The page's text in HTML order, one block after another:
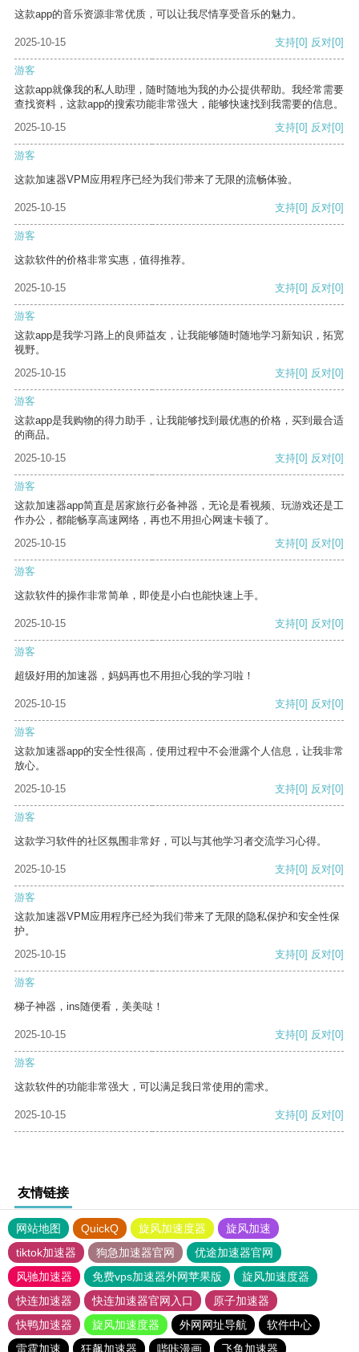
这款app的音乐资源非常优质，可以让我尽情享受音乐的魅力。
2025-10-15 支持[0] 反对[0]
游客
这款app就像我的私人助理，随时随地为我的办公提供帮助。我经常需要
查找资料，这款app的搜索功能非常强大，能够快速找到我需要的信息。
2025-10-15
支持[0] 反对[0]
游客
这款加速器VPM应用程序已经为我们带来了无限的流畅体验。
2025-10-15 支持[0] 反对[0]
游客
这款软件的价格非常实惠，值得推荐。
2025-10-15 支持[0] 反对[0]
游客
这款app是我学习路上的良师益友，让我能够随时随地学习新知识，拓宽
视野。
2025-10-15
支持[0] 反对[0]
游客
这款app是我购物的得力助手，让我能够找到最优惠的价格，买到最合适
的商品。
2025-10-15
支持[0] 反对[0]
游客
这款加速器app简直是居家旅行必备神器，无论是看视频、玩游戏还是工
作办公，都能畅享高速网络，再也不用担心网速卡顿了。
2025-10-15
支持[0] 反对[0]
游客
这款软件的操作非常简单，即使是小白也能快速上手。
2025-10-15 支持[0] 反对[0]
游客
超级好用的加速器，妈妈再也不用担心我的学习啦！
2025-10-15 支持[0] 反对[0]
游客
这款加速器app的安全性很高，使用过程中不会泄露个人信息，让我非常
放心。
2025-10-15
支持[0] 反对[0]
游客
这款学习软件的社区氛围非常好，可以与其他学习者交流学习心得。
2025-10-15 支持[0] 反对[0]
游客
这款加速器VPM应用程序已经为我们带来了无限的隐私保护和安全性保
护。
2025-10-15
支持[0] 反对[0]
游客
梯子神器，ins随便看，美美哒！
2025-10-15 支持[0] 反对[0]
游客
这款软件的功能非常强大，可以满足我日常使用的需求。
2025-10-15 支持[0] 反对[0]
友情链接
网站地图 QuickQ 旋风加速度器
旋风加速
tiktok加速器
狗急加速器官网
优途加速器官网
风驰加速器
免费vps加速器外网苹果版
旋风加速度器
快连加速器
快连加速器官网入口
原子加速器
快鸭加速器
旋风加速度器 外网网址导航
软件中心
雷霆加速
狂飙加速器 哔咔漫画 飞鱼加速器